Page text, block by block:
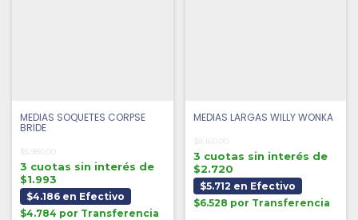
MEDIAS SOQUETES CORPSE
BRIDE
$5.980,00
3 cuotas sin interés de
$1.993
$4.186 en Efectivo
$4.784 por Transferencia
MEDIAS LARGAS WILLY WONKA
$8.160,00
3 cuotas sin interés de
$2.720
$5.712 en Efectivo
$6.528 por Transferencia